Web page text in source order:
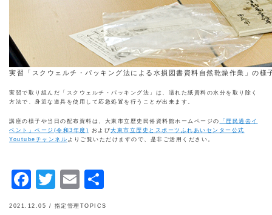
実習「スクウェルチ・パッキング法による水損図書資料自然乾燥作業」の様
実習で取り組んだ「スクウェルチ・パッキング法」は、濡れた紙資料の水分を取り除く
方法で、身近な道具を使用して応急処置を行うことが出来ます。
講座の様子や当日の配布資料は、大東市立歴史民俗資料館ホームページの
「歴民過去イ
ベント」ページ(令和3年度) および大東市立歴史とスポーツふれあいセンター公式
Youtubeチャンネル よりご覧いただけますので、是非ご活用ください。
Facebook
Twitter
Email
有
2021.12.05 / 指定管理TOPICS